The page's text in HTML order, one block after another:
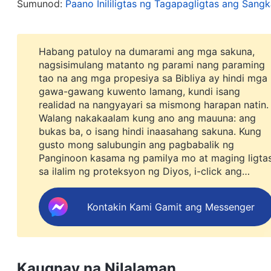
ngayon. Kaya alam natin na ang Panginoong
Jehova. Siya ang pagpapakita ng Diyos na si
dumating sa mundo ang Diyos na si Jehova
ang nag-iisang tunay na Diyos.
Sa Kapanahunan ng Biyaya, ginawa ng
naniwala sa Panginoon ay napatawad sa
kapayapaan at kasiyahan ng kapatawaran ng
sa tao, hindi kailanman tumigil sa pagkakasala
ulit na pagkakasala, pangungumpisal, at
naging karapat-dapat na pumasok sa kaharian
darating Siyang muli sa mga huling araw para
Sumunod: Paano Inililigtas ng Tagapagligtas ang
Habang patuloy na dumarami ang mga sakuna,
nagsisimulang matanto ng parami nang paraming
tao na ang mga propesiya sa Bibliya ay hindi mga
gawa-gawang kuwento lamang, kundi isang
realidad na nangyayari sa mismong harapan natin.
Walang nakakaalam kung ano ang mauuna: ang
bukas ba, o isang hindi inaasahang sakuna. Kung
gusto mong salubungin ang pagbabalik ng
Panginoon kasama ng pamilya mo at maging
sa ilalim ng proteksyon ng Diyos, i-click ang
WhatsApp para sumali sa aming study group.
Huwag mo na itong ipagpabukas.
Kontakin Kami Gamit ang Messenger